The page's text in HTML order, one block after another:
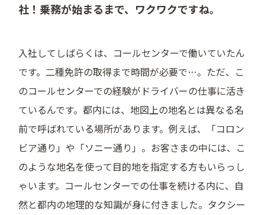
社！乗務が始まるまで、ワクワクですね。
入社してしばらくは、コールセンターで働いていたん
です。二種免許の取得まで時間が必要で…。ただ、こ
のコールセンターでの経験がドライバーの仕事に活き
ているんです。都内には、地図上の地名とは異なる名
前で呼ばれている場所があります。例えば、「コロン
ビア通り」や「ソニー通り」。お客さまの中には、こ
のような地名を使って目的地を指定する方もいらっし
ゃいます。コールセンターでの仕事を続ける内に、自
然と都内の地理的な知識が身に付きました。タクシー